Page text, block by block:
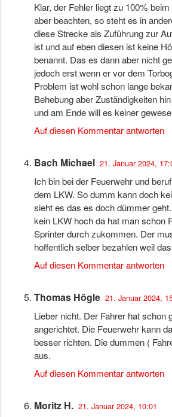
Klar, der Fehler liegt zu 100%
aber beachten, so steht es in
diese Strecke als Zuführung zur
ist und auf eben diesen ist keine
benannt. Das es dann aber nicht
jedoch erst wenn er vor dem
Problem ist wohl schon lange
Behebung aber Zuständigkeiten
und am Ende will es keiner
Auf diesen Kommentar antworten
Bach Michael 21. Januar 2024,
Ich bin bei der Feuerwehr und
dem LKW. So dumm kann doch
sieht es das es doch dümmer
kein LKW hoch da hat man schon
Sprinter durch zukommen. Der
hoffentlich selber bezahlen weil
Auf diesen Kommentar antworten
Thomas Högle 21. Januar 2024,
Lieber nicht. Der Fahrer hat schon
angerichtet. Die Feuerwehr kann
besser richten. Die dummen (
aus.
Auf diesen Kommentar antworten
Moritz H. 21. Januar 2024, 10:01